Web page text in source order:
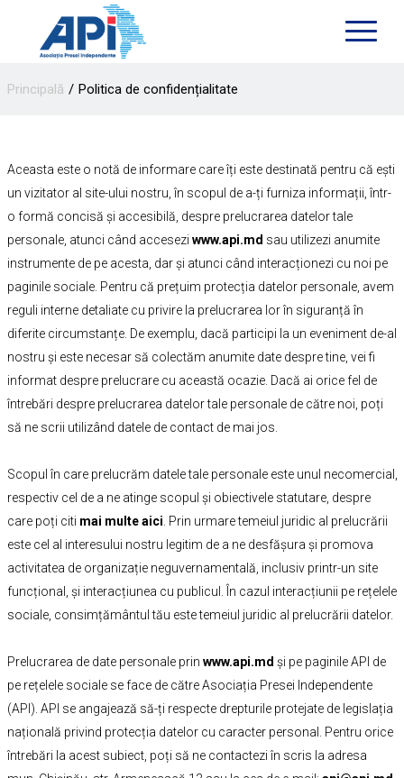
Principală Politica de confidențialitate
Aceasta este o notă de informare care îți este destinată pentru că ești
un vizitator al site-ului nostru, în scopul de a-ți furniza informații, într-
o formă concisă și accesibilă, despre prelucrarea datelor tale
personale, atunci când accesezi www.api.md sau utilizezi anumite
instrumente de pe acesta, dar și atunci când interacționezi cu noi pe
paginile sociale. Pentru că prețuim protecția datelor personale, avem
reguli interne detaliate cu privire la prelucrarea lor în siguranță în
diferite circumstanțe. De exemplu, dacă participi la un eveniment de-al
nostru și este necesar să colectăm anumite date despre tine, vei fi
informat despre prelucrare cu această ocazie. Dacă ai orice fel de
întrebări despre prelucrarea datelor tale personale de către noi, poți
să ne scrii utilizând datele de contact de mai jos.
Scopul în care prelucrăm datele tale personale este unul necomercial,
respectiv cel de a ne atinge scopul și obiectivele statutare, despre
care poți citi mai multe aici . Prin urmare temeiul juridic al prelucrării
este cel al interesului nostru legitim de a ne desfășura și promova
activitatea de organizație neguvernamentală, inclusiv printr-un site
funcțional, și interacțiunea cu publicul. În cazul interacțiunii pe rețelele
sociale, consimțământul tău este temeiul juridic al prelucrării datelor.
Prelucrarea de date personale prin www.api.md și pe paginile API de
pe rețelele sociale se face de către Asociația Presei Independente
(API). API se angajează să-ți respecte drepturile protejate de legislația
națională privind protecția datelor cu caracter personal. Pentru orice
întrebări la acest subiect, poți să ne contactezi în scris la adresa